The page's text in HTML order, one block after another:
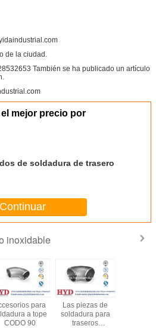
de la ciudad.
También se ha publicado un artículo
mejor precio por
de soldadura de trasero
Continuar
inoxidable
para
a tope
CODO 90
Las piezas de
soldadura para
traseros